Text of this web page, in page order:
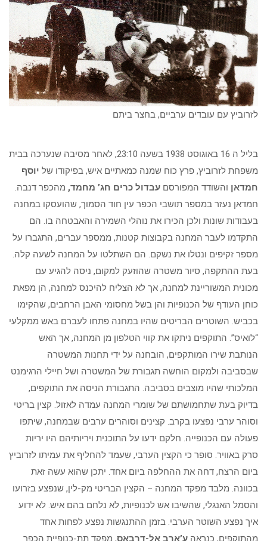
לזרוביץ עם עובדים ערביים, בחצר ביתם
בליל ה 16 באוגוסט 1938 בשעה 23:10, לאחר מסיבה שנערכה בבית
משפחת לזרוביץ, פרץ כוח שמנה כמאתיים איש, בפיקודו של יוסף
חמדאן והשודד המפורסם עבדול כרים חג’ מחמד, מהכפר דנבה.
חמדאן נעזר במספר תושבי הכפר עין חוד הסמוך, שהועסקו במחנה
בעבודות שונות ולכן הכירו את נוהלי השמירה והאבטחה בו. הם
התקדמו לעבר המחנה בקבוצות קטנות, ממספר עברים, התגברו על
מספר זקיפים ונטלו את נשקם. הם השתלטו על המחנה לשעה קלה.
בעת ההתקפה, סיור משטרה שהוזעק למקום, ניסה להגיע עם
מכונית המשוריינת למחנה, אך לא הצליח להיכנס למחנה, הן מפאת
כוחן העודף של הכנופיות והן בשל מחסומי האבן הרחבים, שהקימו
בכביש. השוטרים הבריטים שהיו במחנה פתחו לעברם באש ממקלעי
“לואיס”. התוקפים ניתקו את קווי הטלפון מן המחנה, אך האש
הנותבת שירו המותקפים, הובחנה על ידי תחנות המשטרה
שבסביבה ולמקום הוחשה תגבורת של המשטרה ושל חיילי הרגימנט
המלכותי שהיו מוצבים בסביבה. התגבורת הניסה את התוקפים,
בדיוק בעת שתחמושתם של שומרי המחנה עמדה לאזול. קצין בריטי
וסוהר ערבי נפצעו בקרב. קצינים וסוהרים ערבים שבמחנה, שיתפו
פעולה עם הכנופייה. חלקם ידעו על התוכנית ויריותיהם היו יריות
סרק באוויר. סופר כי הקצין הערבי, שעמד להחליף את עמיתו לזרוביץ
ביום הרצח, דחה את ההחלפה ביום אחד. יתכן שהוא עשה זאת
בכוונה. מלבד מפקד המחנה – הקצין הבריטי מק-לין, שנפצע בזרועו
והסמל האנגלי, שהשיבו אש לכנופיות, לא נלחם בהם איש. לא ידוע
איך נפצע השוטר הערבי. בזמן ההתנגשות נפצע לפחות אחד
מהתוקפים, כנראה ע’ארב אל-דרבאס, מפקד תת-כנופיית הכפר